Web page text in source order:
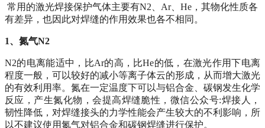
常用的激光焊接保护气体主要有N2、Ar、He，其物化性质各
有差异，也因此对焊缝的作用效果也各不相同。
1、氮气N2
N2的电离能适中，比Ar的高，比He的低，在激光作用下电离
程度一般，可以较好的减小等离子体云的形成，从而增大激光
的有效利用率。氮在一定温度下可以与铝合金、碳钢发生化学
反应，产生氮化物，会提高焊缝脆性，微信公众号:焊接人，
韧性降低，对焊缝接头的力学性能会产生较大的不利影响，所
以不建议使用氮气对铝合金和碳钢焊缝进行保护。